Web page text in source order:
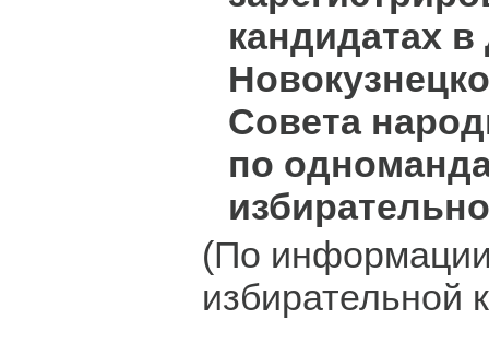
кандидатах
Совета
по
(По
избирательной